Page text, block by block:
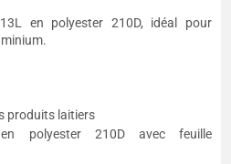
en polyester 210D, idéal pour
produits laitiers
en polyester 210D avec feuille